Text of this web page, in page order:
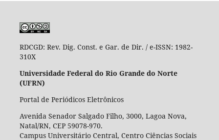
RDCGD: Rev. Dig. Const. e Gar. de Dir. / e-ISSN: 1982-
310X
Universidade Federal do Rio Grande do Norte
(UFRN)
Portal de Periódicos Eletrônicos
Avenida Senador Salgado Filho, 3000, Lagoa Nova,
Natal/RN, CEP 59078-970.
Campus Universitário Central, Centro Ciências Sociais